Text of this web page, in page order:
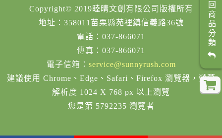
Copyright© 2019睦晴文創有限公司版權所有
地址：358011苗栗縣苑裡鎮信義路36號
電話：037-866071
傳真：037-866071
電子信箱： service@sunnyrush.com
建議使用 Chrome、Edge、Safari、Firefox 瀏覽器，螢幕
解析度 1024 X 768 px 以上瀏覽
您是第 5792235 瀏覽者
回商品分類